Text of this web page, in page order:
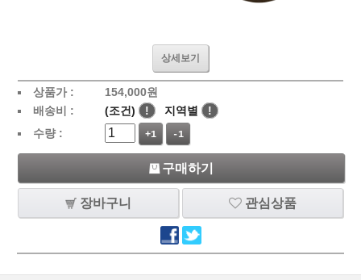
상세보기
상품가 : 154,000원
배송비 :
(조건) ! 지역별
!
수량 :
+1 -1
구매하기
장바구니 관심상품